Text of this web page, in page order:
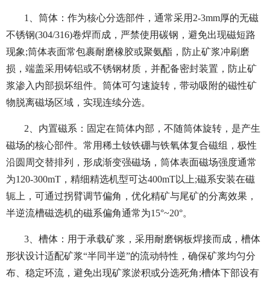
1、筒体：作为核心分选部件，通常采用2-3mm厚的无磁
不锈钢(304/316)卷焊而成，严禁使用碳钢，避免出现磁短路
现象;筒体表面常包裹耐磨橡胶或聚氨酯，防止矿浆冲刷磨
损，端盖采用铸铝或不锈钢材质，并配备密封装置，防止矿
浆渗入内部损坏组件。筒体可匀速旋转，带动吸附的磁性矿
物脱离磁场区域，实现连续分选。
2、内置磁系：固定在筒体内部，不随筒体旋转，是产生
磁场的核心部件。常用稀土钕铁硼与铁氧体复合磁组，极性
沿圆周交替排列，形成渐变强磁场，筒体表面磁场强度通常
为120-300mT，精细精选机型可达400mT以上;磁系安装在磁
轭上，可通过拐臂调节偏角，优化精矿与尾矿的分离效果，
半逆流槽磁选机的磁系偏角通常为15°~20°。
3、槽体：用于承载矿浆，采用耐磨钢板焊接而成，槽体
形状设计适配矿浆“半同半逆”的流动特性，确保矿浆均匀分
布、稳定环流，避免出现矿浆淤积或分选死角;槽体下部设有